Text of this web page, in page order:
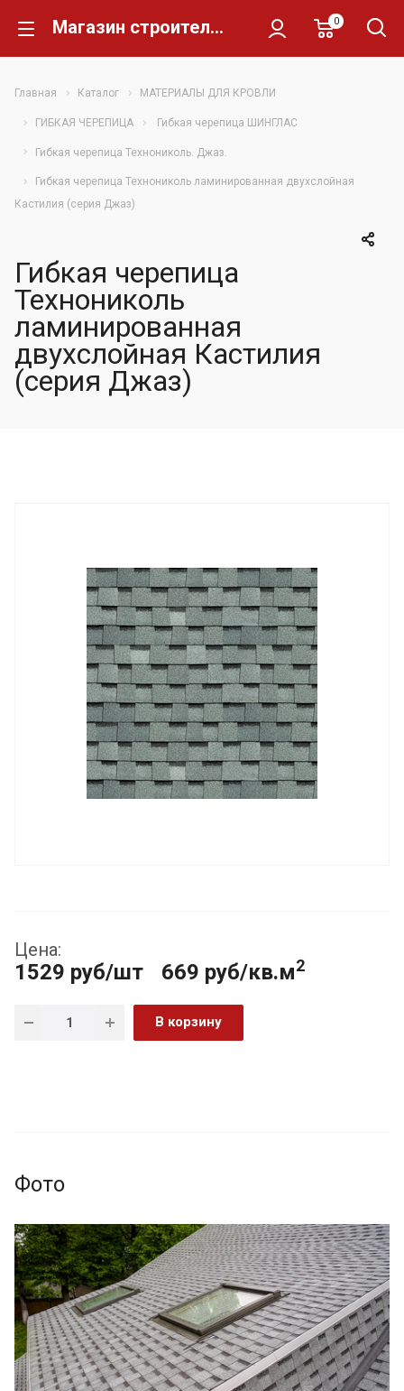
Магазин строительных материалов Склад Кирпича 0
Главная Каталог МАТЕРИАЛЫ ДЛЯ КРОВЛИ
ГИБКАЯ ЧЕРЕПИЦА Гибкая черепица ШИНГЛАС
Гибкая черепица Технониколь. Джаз.
Гибкая черепица Технониколь ламинированная двухслойная
Кастилия (серия Джаз)
Гибкая черепица
Технониколь
ламинированная
двухслойная Кастилия
(серия Джаз)
Цена:
1529 руб/шт 669 руб/кв.м2
В корзину
Фото